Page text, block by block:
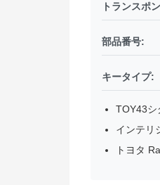
トランスポ
部品番号:
キータイプ:
TOY43シ
インテリ
トヨタ